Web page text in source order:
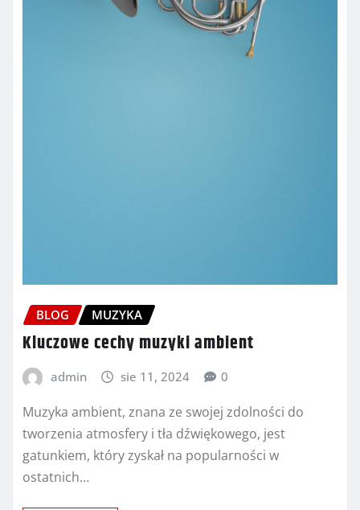
BLOG MUZYKA
Kluczowe cechy muzyki ambient
admin sie 11, 2024 0
Muzyka ambient, znana ze swojej zdolności do
tworzenia atmosfery i tła dźwiękowego, jest
gatunkiem, który zyskał na popularności w
ostatnich…